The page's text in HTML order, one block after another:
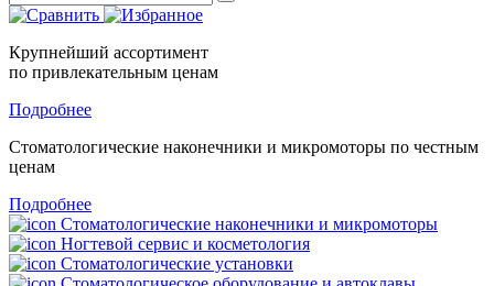
Крупнейший ассортимент
по привлекательным ценам
Подробнее
Стоматологические наконечники и микромоторы по честным
ценам
Подробнее
Стоматологические наконечники и микромоторы
Ногтевой сервис и косметология
Стоматологические установки